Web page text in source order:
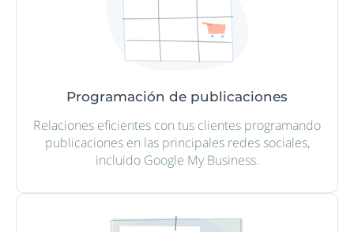
Programación de publicaciones
Relaciones eficientes con tus clientes programando
publicaciones en las principales redes sociales,
incluido Google My Business.